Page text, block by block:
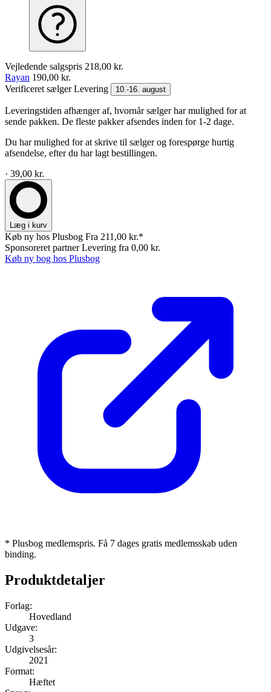
Vejledende salgspris 218,00 kr.
Rayan 190,00 kr.
Verificeret sælgerLevering 10.-16. august
Leveringstiden afhænger af, hvornår sælger har mulighed for at
sende pakken. De fleste pakker afsendes inden for 1-2 dage.
Du har mulighed for at skrive til sælger og forespørge hurtig
afsendelse, efter du har lagt bestillingen.
· 39,00 kr.
Læg i kurv
Køb ny hos Plusbog Fra 211,00 kr.*
Sponsoreret partnerLevering fra 0,00 kr.
Køb ny bog hos Plusbog
* Plusbog medlemspris. Få 7 dages gratis medlemsskab uden
binding.
Produktdetaljer
Forlag:
Hovedland
Udgave:
3
Udgivelsesår:
2021
Format:
Hæftet